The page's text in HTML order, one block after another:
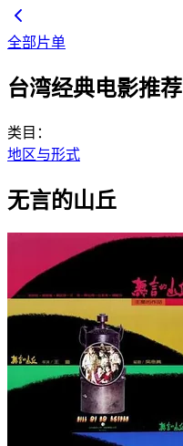
全部片单
台湾经典电影推荐
类目：
地区与形式
无言的山丘